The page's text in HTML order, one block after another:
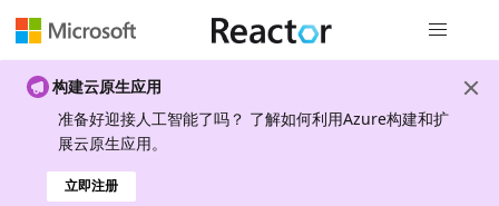
构建云原生应用
准备好迎接人工智能了吗？ 了解如何利用Azure构建和扩
展云原生应用。
立即注册